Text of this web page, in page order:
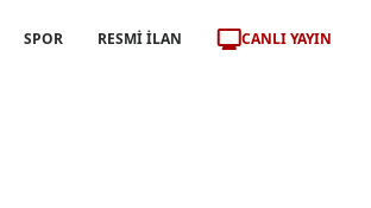
SPOR RESMİ İLAN CANLI YAYIN